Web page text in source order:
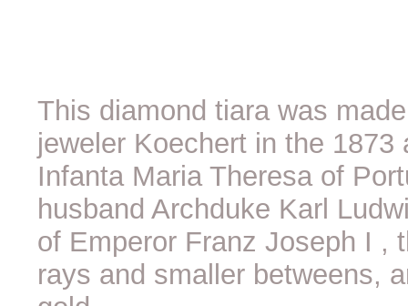
This diamond tiara was
jeweler Koechert in the 1873
Infanta Maria Theresa of
husband Archduke Karl
of Emperor Franz Joseph I ,
rays and smaller betweens,